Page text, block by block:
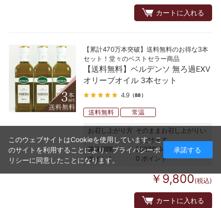
カートに入れる
【累計470万本突破】送料無料のお得な3本
セット！堂々のベストセラー商品
【送料無料】ベルデンソ 無ろ過EXV
オリーブオイル 3本セット
4.9 （88）
送料無料 常温
お召し上がり方 そのままお召し上がりい
ただけます
賞味期限
2027年04月29日
ポイント
0 ポイント
￥9,800(税込)
カートに入れる
このウェブサイトはCookieを使用しています。こ
のサイトを利用することにより、プライバシーポ
リシーに同意したことになります。
承諾する